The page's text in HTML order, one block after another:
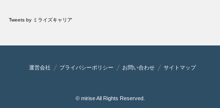
Tweets by ミライズキャリア
運営会社 プライバシーポリシー お問い合わせ サイトマップ
© mirise All Rights Reserved.